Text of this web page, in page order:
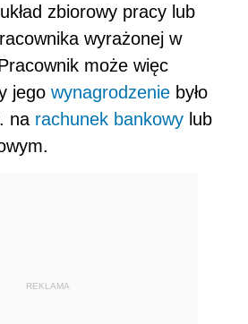
zbiorowy pracy lub
wyrażonej w
może więc
jego wynagrodzenie było
na rachunek bankowy lub
REKLAMA